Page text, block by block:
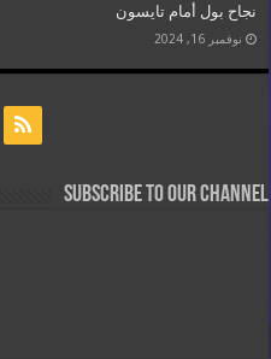
نجاح بول أمام تايسون
نوفمبر 16, 2024
Subscribe to our Channel